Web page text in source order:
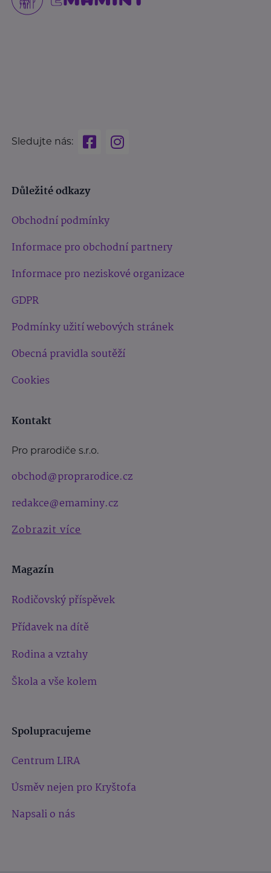
Sledujte nás:
Důležité odkazy
Obchodní podmínky
Informace pro obchodní partnery
Informace pro neziskové organizace
GDPR
Podmínky užití webových stránek
Obecná pravidla soutěží
Cookies
Kontakt
Pro prarodiče s.r.o.
obchod@proprarodice.cz
redakce@emaminy.cz
Zobrazit více
Magazín
Rodičovský příspěvek
Přídavek na dítě
Rodina a vztahy
Škola a vše kolem
Spolupracujeme
Centrum LIRA
Úsměv nejen pro Kryštofa
Napsali o nás